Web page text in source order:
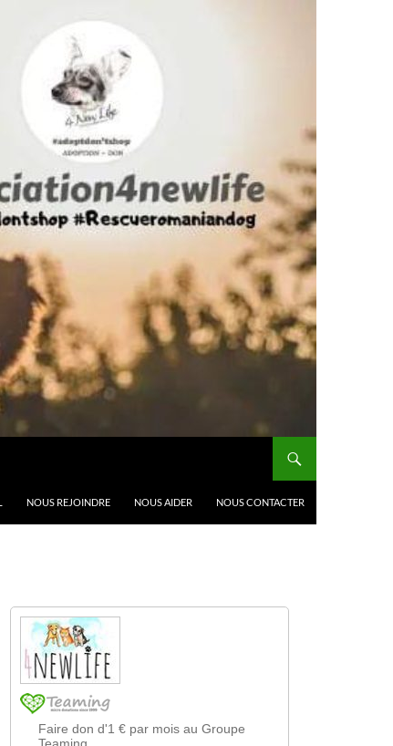
NOUS REJOINDRE NOUS AIDER NOUS CONTACTER